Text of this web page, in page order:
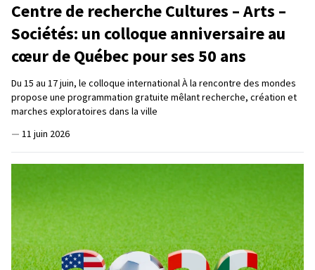
Centre de recherche Cultures – Arts –
Sociétés: un colloque anniversaire au
cœur de Québec pour ses 50 ans
Du 15 au 17 juin, le colloque international À la rencontre des mondes
propose une programmation gratuite mêlant recherche, création et
marches exploratoires dans la ville
— 11 juin 2026